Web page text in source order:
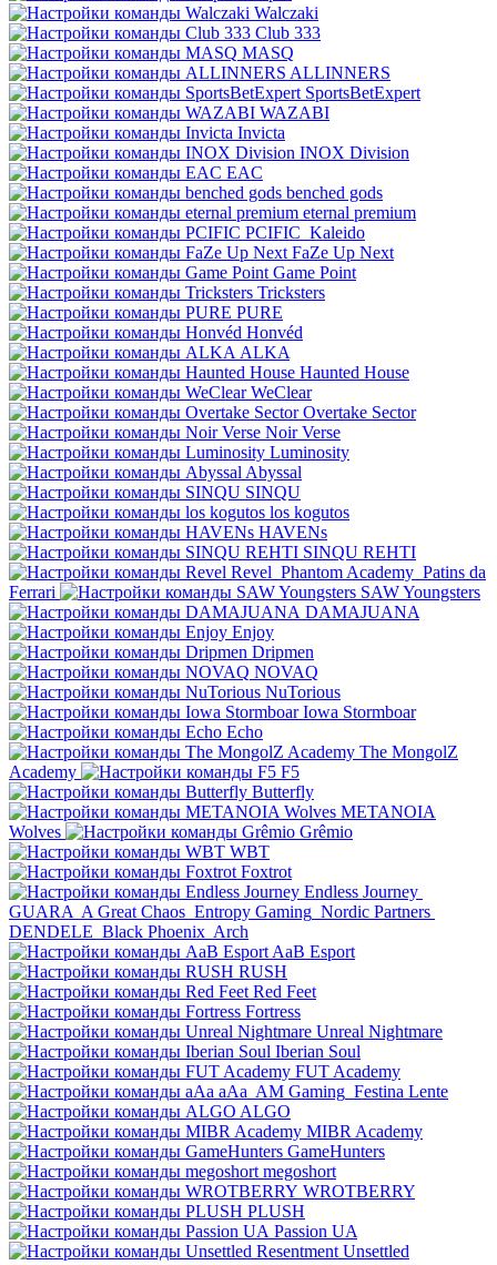
Walczaki
Club 333
MASQ
ALLINNERS
SportsBetExpert
WAZABI
Invicta
INOX Division
EAC
benched gods
eternal premium
PCIFIC Kaleido
FaZe Up Next
Game Point
Tricksters
PURE
Honvéd
ALKA
Haunted House
WeClear
Overtake Sector
Noir Verse
Luminosity
Abyssal
SINQU
los kogutos
HAVENs
SINQU REHTI
Revel Phantom Academy Patins da
Ferrari
SAW Youngsters
DAMAJUANA
Enjoy
Dripmen
NOVAQ
NuTorious
Iowa Stormboar
Echo
The MongolZ
Academy
F5
Butterfly
METANOIA
Wolves
Grêmio
WBT
Foxtrot
Endless Journey
GUARA A Great Chaos Entropy Gaming Nordic Partners
DENDELE Black Phoenix Arch
AaB Esport
RUSH
Red Feet
Fortress
Unreal Nightmare
Iberian Soul
FUT Academy
aAa AM Gaming Festina Lente
ALGO
MIBR Academy
GameHunters
megoshort
WROTBERRY
PLUSH
Passion UA
Unsettled